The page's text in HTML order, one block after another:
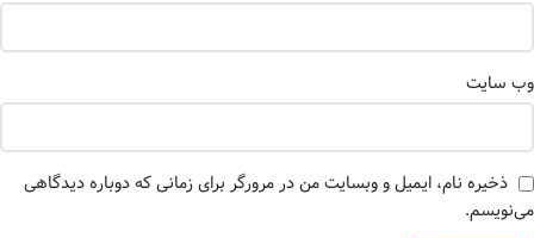
وب‌ سایت
ذخیره نام، ایمیل و وبسایت من در مرورگر برای زمانی که دوباره دیدگاهی
می‌نویسم.